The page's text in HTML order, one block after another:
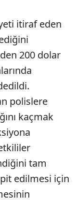
itiraf eden
200 dolar
polislere
kaçmak
tam
edilmesi için